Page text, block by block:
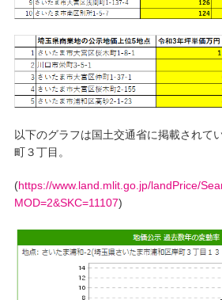
以下のグラフは国土交通省に掲載されて
町３丁目。
(https://www.land.mlit.go.jp/landPrice/
MOD=2&SKC=11107)